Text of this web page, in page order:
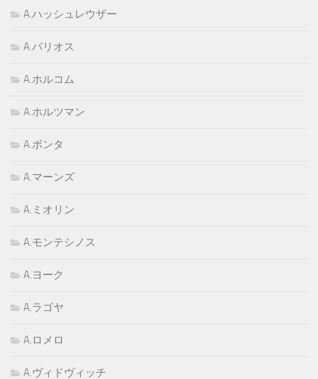
A.ハッシュレウザー
A.バリオス
A.ホルコム
A.ホルツマン
A.ボンタ
A.マーンズ
A.ミオリン
A.モンテシノス
A.ヨーク
A.ラゴヤ
A.ロメロ
A.ヴィドヴィッチ